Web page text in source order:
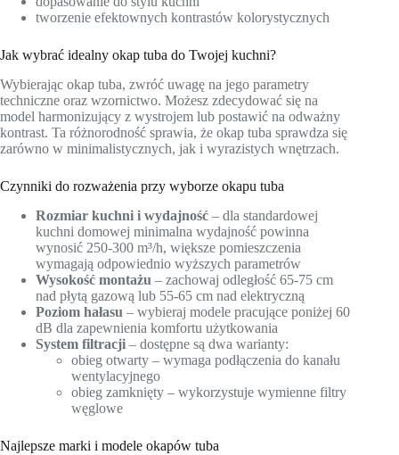
tworzenie efektownych kontrastów kolorystycznych
Jak wybrać idealny okap tuba do Twojej kuchni?
Wybierając okap tuba, zwróć uwagę na jego parametry
techniczne oraz wzornictwo. Możesz zdecydować się na
model harmonizujący z wystrojem lub postawić na odważny
kontrast. Ta różnorodność sprawia, że okap tuba sprawdza się
zarówno w minimalistycznych, jak i wyrazistych wnętrzach.
Czynniki do rozważenia przy wyborze okapu tuba
Rozmiar kuchni i wydajność – dla standardowej
kuchni domowej minimalna wydajność powinna
wynosić 250-300 m³/h, większe pomieszczenia
wymagają odpowiednio wyższych parametrów
Wysokość montażu – zachowaj odległość 65-75 cm
nad płytą gazową lub 55-65 cm nad elektryczną
Poziom hałasu – wybieraj modele pracujące poniżej 60
dB dla zapewnienia komfortu użytkowania
System filtracji – dostępne są dwa warianty:
obieg otwarty – wymaga podłączenia do kanału
wentylacyjnego
obieg zamknięty – wykorzystuje wymienne filtry
węglowe
Najlepsze marki i modele okapów tuba